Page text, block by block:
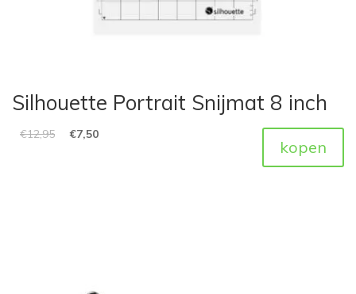
Silhouette Portrait Snijmat 8 inch
€12,95 €7,50
kopen